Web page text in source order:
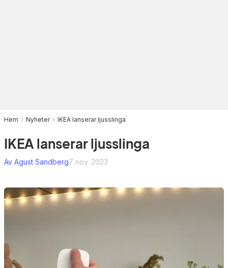
Hem Nyheter IKEA lanserar ljusslinga
IKEA lanserar ljusslinga
Av Agust Sandberg7 nov. 2023